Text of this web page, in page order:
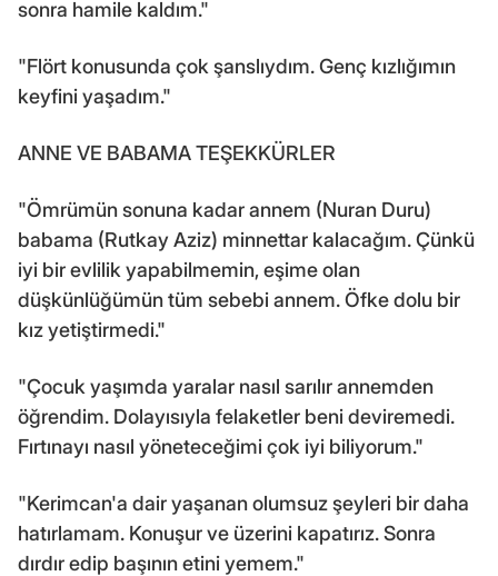
sonra hamile kaldım."
"Flört konusunda çok şanslıydım. Genç kızlığımın
keyfini yaşadım."
ANNE VE BABAMA TEŞEKKÜRLER
"Ömrümün sonuna kadar annem (Nuran Duru)
babama (Rutkay Aziz) minnettar kalacağım. Çünkü
iyi bir evlilik yapabilmemin, eşime olan
düşkünlüğümün tüm sebebi annem. Öfke dolu bir
kız yetiştirmedi."
"Çocuk yaşımda yaralar nasıl sarılır annemden
öğrendim. Dolayısıyla felaketler beni deviremedi.
Fırtınayı nasıl yöneteceğimi çok iyi biliyorum."
"Kerimcan'a dair yaşanan olumsuz şeyleri bir daha
hatırlamam. Konuşur ve üzerini kapatırız. Sonra
dırdır edip başının etini yemem."